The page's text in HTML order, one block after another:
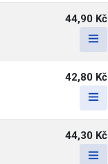
44,90 Kč
42,80 Kč
44,30 Kč